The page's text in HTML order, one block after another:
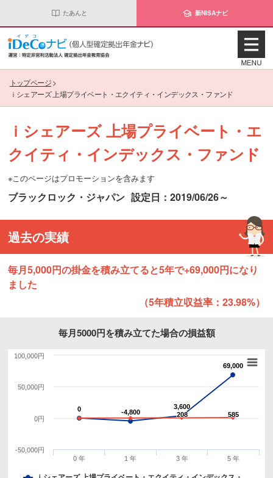
たあんと 新NISAナビ
トップページ>
ｉシェアーズ 上場プライベート・エクイティ・インデックス・ファンド
ｉシェアーズ 上場プライベート・エ
クイティ・インデックス・ファンド
※このページはプロモーションを含みます
ブラックロック・ジャパン 設定日：2019/06/26～
過去の実績
毎月5,000円の掛金を積み立てると5年で+69,000円になり
ました
（5年積立収益率：23.98%）
毎月5000円を積み立てた場合の損益額
0
0 -4,800
-4,800
3,600
3,600
69,000
69,000
208
208 585
585
0 年 1 年 3 年 5 年
-50,000円
0円
50,000円
100,000円